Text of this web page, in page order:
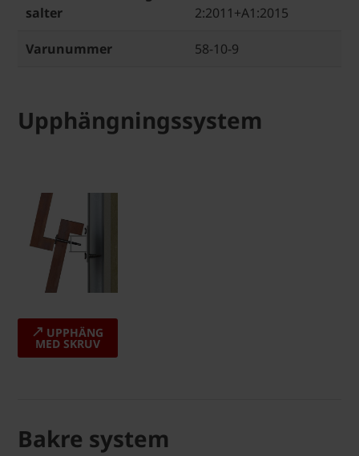
salter
2:2011+A1:2015
Varunummer 58-10-9
Upphängningssystem
UPPHÄNG
MED SKRUV
Bakre system